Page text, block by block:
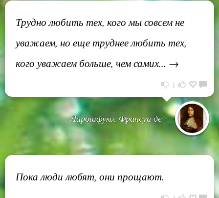
Трудно любить тех, кого мы совсем не
уважаем, но еще труднее любить тех,
кого уважаем больше, чем самих... →
1
Ларошфуко, Франсуа де
Пока люди любят, они прощают.